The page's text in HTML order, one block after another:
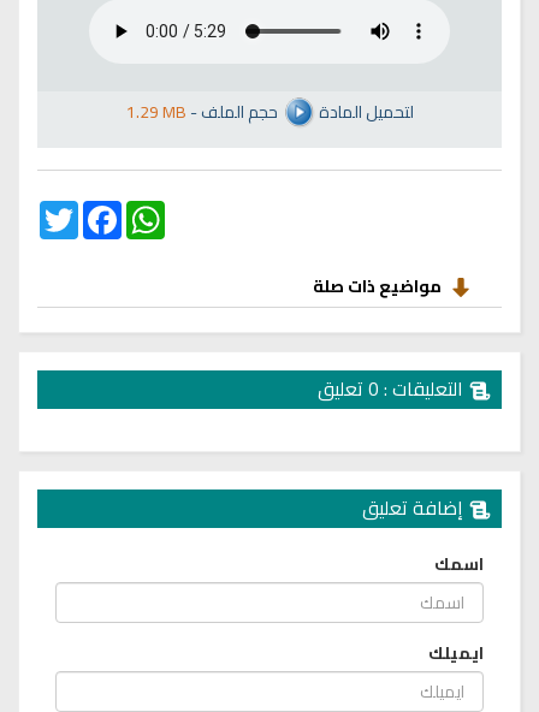
1.29 MB- لتحميل المادة حجم الملف
Twitter
FacebookWhatsApp
مواضيع ذات صلة
التعليقات : 0 تعليق
إضافة تعليق
اسمك
ايميلك